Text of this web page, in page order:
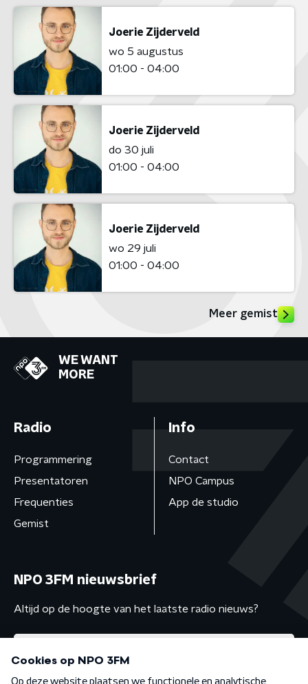
Joerie Zijderveld
wo 5 augustus
01:00 - 04:00
Joerie Zijderveld
do 30 juli
01:00 - 04:00
Joerie Zijderveld
wo 29 juli
01:00 - 04:00
Meer gemist
WE WANT
MORE
Radio
Programmering
Presentatoren
Frequenties
Gemist
Info
Contact
NPO Campus
App de studio
NPO 3FM nieuwsbrief
Altijd op de hoogte van het laatste radio nieuws?